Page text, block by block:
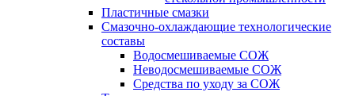
Пластичные смазки
Смазочно-охлаждающие технологические
составы
Водосмешиваемые СОЖ
Неводосмешиваемые СОЖ
Средства по уходу за СОЖ